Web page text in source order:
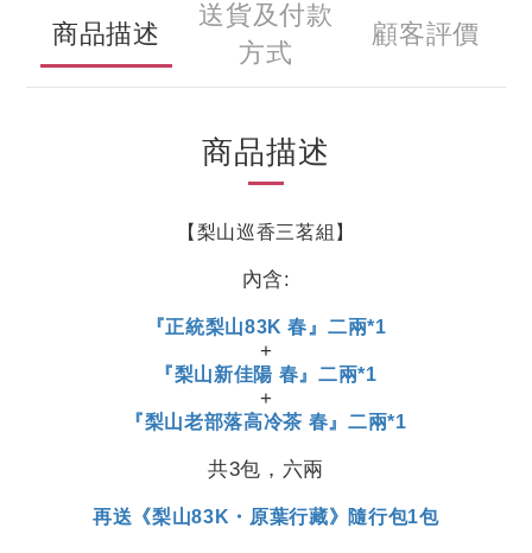
商品描述
送貨及付款
方式
顧客評價
商品描述
【梨山巡香三茗組】
內含:
『正統梨山83K 春』二兩*1
+
『梨山新佳陽 春』二兩*1
+
『梨山老部落高冷茶 春』二兩*1
共3包，六兩
再送《梨山83K・原葉行藏》隨行包1包